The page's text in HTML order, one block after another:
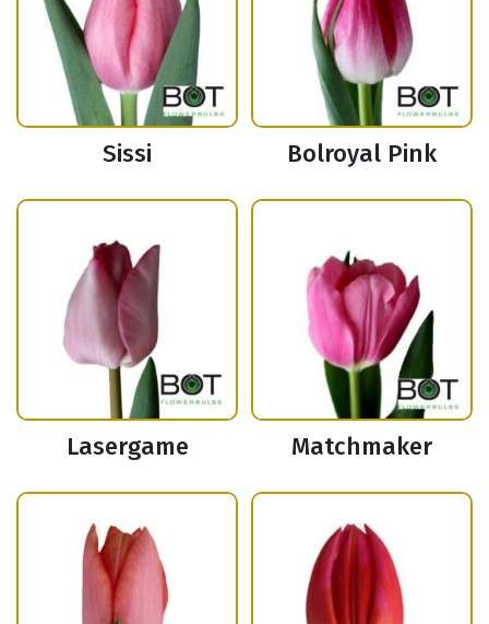
Sissi Bolroyal Pink
Lasergame Matchmaker